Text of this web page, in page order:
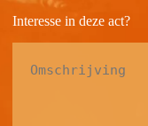
Interesse in deze act?